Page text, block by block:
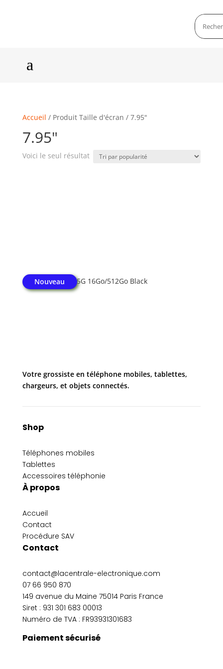
a
Accueil / Produit Taille d'écran / 7.95"
7.95"
Voici le seul résultat
Nouveau
Honor Magic V5 5G 16Go/512Go Black
Votre grossiste en téléphone mobiles, tablettes,
chargeurs, et objets connectés.
Shop
Téléphones mobiles
Tablettes
Accessoires téléphonie
À propos
Accueil
Contact
Procédure SAV
Contact
contact@lacentrale-electronique.com
07 66 950 870
149 avenue du Maine 75014 Paris France
Siret : 931 301 683 00013
Numéro de TVA : FR93931301683
Paiement sécurisé